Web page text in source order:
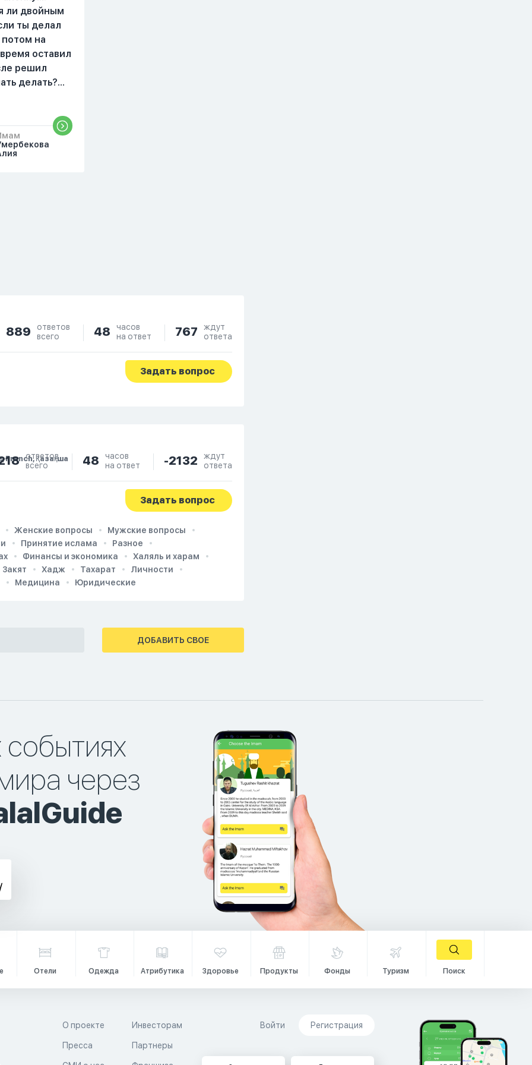
ли двойным
ты делал
потом на
оставил
решил
делать?
889
ответов
всего
48
часов
на ответ
767
ждут
ответа
Задать вопрос
French, Қазақша
ответов
всего
48
часов
на ответ
-2132
ждут
ответа
Задать вопрос
Женские вопросы
Мужские вопросы
Принятие ислама
Разное
Финансы и экономика
Халяль и харам
Закят Хадж Тахарат
Личности
Медицина Юридические
ДОБАВИТЬ СВОЕ
событиях
через
Отели Одежда Атрибутика Здоровье Продукты Фонды Туризм Поиск
О проекте
Пресса
Инвесторам
Партнеры
Войти Регистрация